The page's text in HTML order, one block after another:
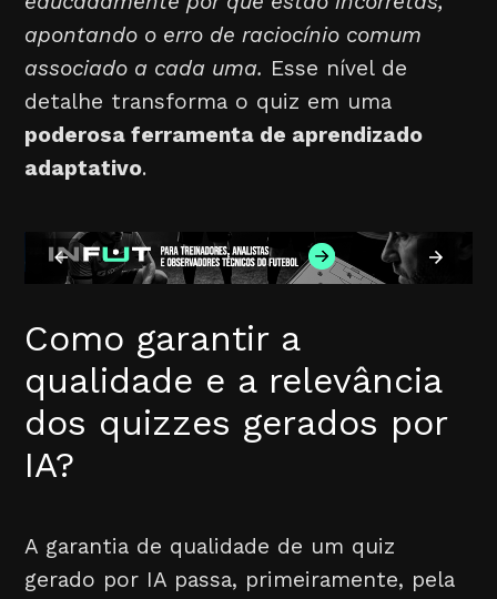
apontando o erro de raciocínio comum
associado a cada uma. Esse nível de
detalhe transforma o quiz em uma
poderosa ferramenta de aprendizado
adaptativo.
Como garantir a
qualidade e a relevância
dos quizzes gerados por
IA?
A garantia de qualidade de um quiz
gerado por IA passa, primeiramente, pela